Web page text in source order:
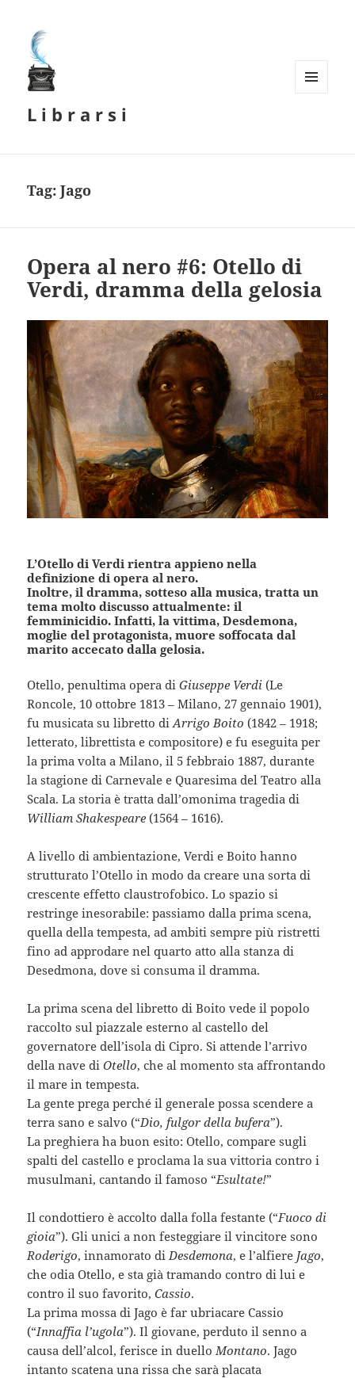
L i b r a r s i
Tag:Jago
Opera al nero #6: Otello di
Verdi, dramma della gelosia
L’Otello di Verdi rientra appieno nella
definizione di opera al nero.
Inoltre, il dramma, sotteso alla musica, tratta un
tema molto discusso attualmente: il
femminicidio. Infatti, la vittima, Desdemona,
moglie del protagonista, muore soffocata dal
marito accecato dalla gelosia.
Otello, penultima opera diGiuseppe Verdi (Le
Roncole, 10 ottobre 1813 – Milano, 27 gennaio 1901),
fu musicata su libretto diArrigo Boito (1842 – 1918;
letterato, librettista e compositore) e fu eseguita per
la prima volta a Milano, il 5 febbraio 1887, durante
la stagione di Carnevale e Quaresima del Teatro alla
Scala. La storia è tratta dall’omonima tragedia di
William Shakespeare (1564 – 1616).
A livello di ambientazione, Verdi e Boito hanno
strutturato l’Otello in modo da creare una sorta di
crescente effetto claustrofobico. Lo spazio si
restringe inesorabile: passiamo dalla prima scena,
quella della tempesta, ad ambiti sempre più ristretti
fino ad approdare nel quarto atto alla stanza di
Desedmona, dove si consuma il dramma.
La prima scena del libretto di Boito vede il popolo
raccolto sul piazzale esterno al castello del
governatore dell’isola di Cipro. Si attende l’arrivo
della nave diOtello, che al momento sta affrontando
il mare in tempesta.
La gente prega perché il generale possa scendere a
terra sano e salvo (“Dio, fulgor della bufera”).
La preghiera ha buon esito: Otello, compare sugli
spalti del castello e proclama la sua vittoria contro i
musulmani, cantando il famoso “Esultate!”
Il condottiero è accolto dalla folla festante (“Fuoco di
gioia”). Gli unici a non festeggiare il vincitore sono
Roderigo, innamorato di Desdemona, e l’alfiere Jago,
che odia Otello, e sta già tramando contro di lui e
contro il suo favorito,Cassio.
La prima mossa di Jago è far ubriacare Cassio
(“Innaffia l’ugola”). Il giovane, perduto il senno a
causa dell’alcol, ferisce in duello Montano. Jago
intanto scatena una rissa che sarà placata